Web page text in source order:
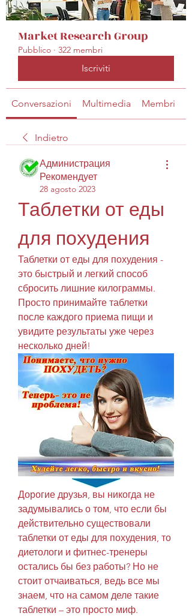
Market Research Group
Pubblico · 322 membri
Iscriviti
Conversazioni Multimedia Membri
Indietro
Администрация
Рекомендует
28 agosto 2023
Таблетки от еды
для похудения
Таблетки от еды для похудения -
это быстрый и легкий способ
сбросить лишние килограммы.
Просто принимайте таблетки
после каждого приема пищи и
увидите результаты уже через
несколько дней!
Дорогие друзья, вы никогда не
задумывались о том, что если бы
действительно существовали
таблетки от еды для похудения, то
диетологи и фитнес-тренеры
остались бы без работы? Но не
стоит отчаиваться, ведь все мы
знаем, что на самом деле такие
таблетки – это просто миф.